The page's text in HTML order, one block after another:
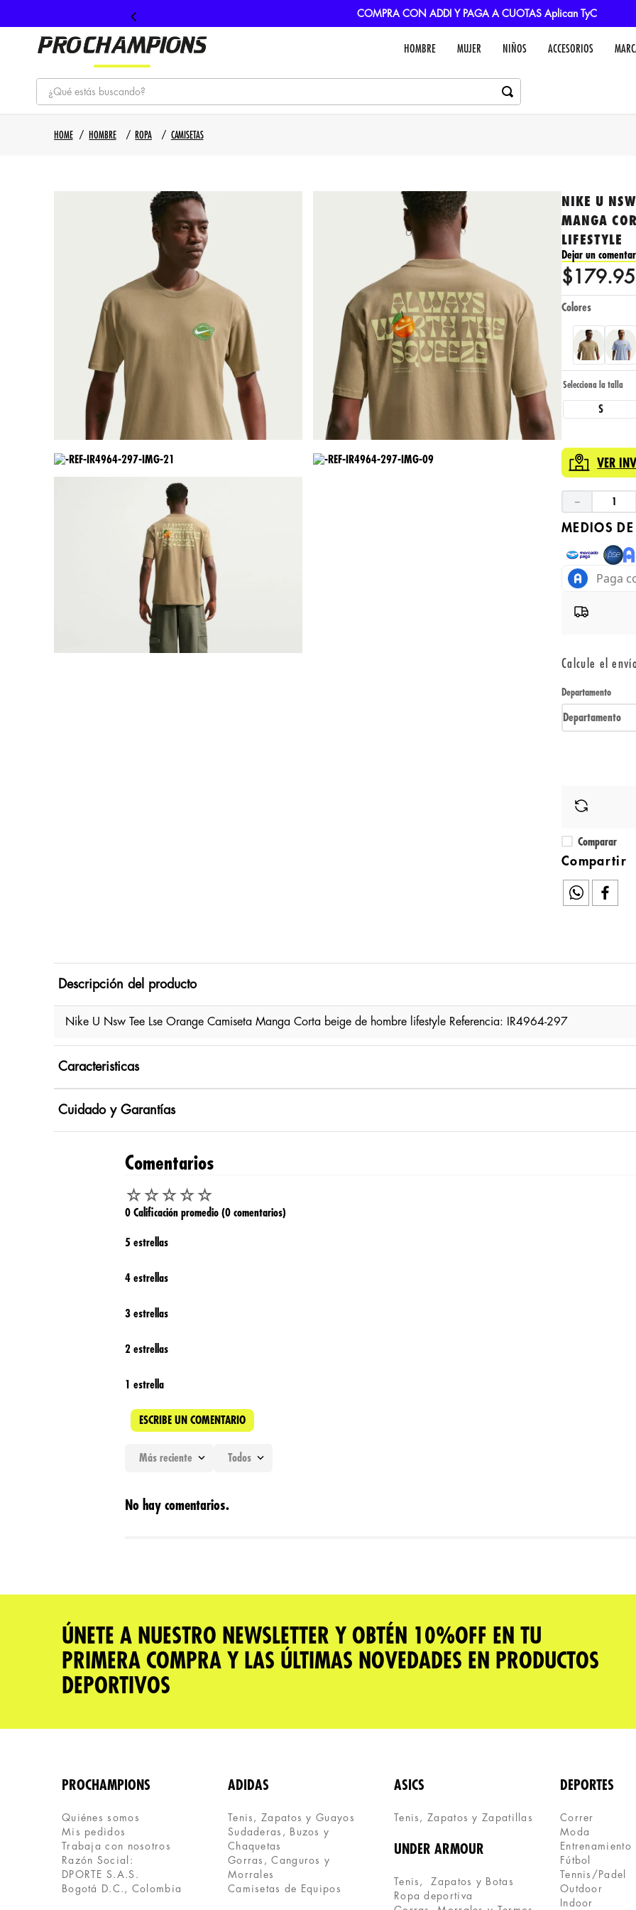
COMPRA CON ADDI Y PAGA A CUOTAS Aplican TyC
HOMBRE MUJER NIÑOS ACCESORIOS
¿Qué estás buscando?
1. tenis
3.
HOMBRE ROPA CAMISETAS
NIKE U
MANGA
LIFESTYLE
Dejar un
$ 179.
Colores
S
VER
－
MEDIOS
Calcule el
Departamento
Departamento
Comparar
Descripción del producto
Nike U Nsw Tee Lse Orange Camiseta Manga Corta beige de hombre lifestyle Referencia: IR4964-297
Caracteristicas
Cuidado y Garantías
Comentarios
☆☆☆☆☆
0 Calificación promedio (0 comentarios)
5 estrellas
4 estrellas
3 estrellas
2 estrellas
1 estrella
ESCRIBE UN COMENTARIO
★★★★★
Dirección de email
ENVIAR COMENTARIO
Más reciente Todos
No hay comentarios.
ÚNETE A NUESTRO NEWSLETTER Y OBTÉN 10%OFF EN TU
PRIMERA COMPRA Y LAS ÚLTIMAS NOVEDADES EN PRODUCTOS
DEPORTIVOS
PROCHAMPIONS
Quiénes somos
Mis pedidos
Trabaja con nosotros
Razón Social:
DPORTE S.A.S.
Bogotá D.C., Colombia
ADIDAS
Tenis, Zapatos y Guayos
Sudaderas, Buzos y
Chaquetas
Gorras, Canguros y
Morrales
Camisetas de Equipos
ASICS
Tenis, Zapatos y Zapatillas
UNDER ARMOUR
Tenis,  Zapatos y Botas
Ropa deportiva
DEPORTES
Correr
Moda
Entrenamiento
Fútbol
Tennis/Padel
Outdoor
Indoor